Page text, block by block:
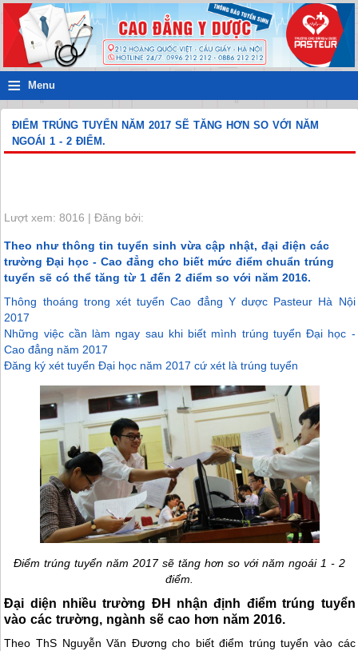
≡ Menu
ĐIỂM TRÚNG TUYỂN NĂM 2017 SẼ TĂNG HƠN SO VỚI NĂM
NGOÁI 1 - 2 ĐIỂM.
Lượt xem: 8016 | Đăng bởi:
Theo như thông tin tuyển sinh vừa cập nhật, đại điện các
trường Đại học - Cao đẳng cho biết mức điểm chuẩn trúng
tuyển sẽ có thể tăng từ 1 đến 2 điểm so với năm 2016.
Thông thoáng trong xét tuyển Cao đẳng Y dược Pasteur Hà Nội
2017
Những việc cần làm ngay sau khi biết mình trúng tuyển Đại học -
Cao đẳng năm 2017
Đăng ký xét tuyển Đại học năm 2017 cứ xét là trúng tuyển
Điểm trúng tuyển năm 2017 sẽ tăng hơn so với năm ngoái 1 - 2
điểm.
Đại diện nhiều trường ĐH nhận định điểm trúng tuyển
vào các trường, ngành sẽ cao hơn năm 2016.
Theo ThS Nguyễn Văn Đương cho biết điểm trúng tuyển vào các